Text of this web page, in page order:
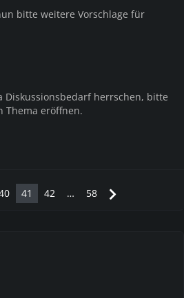
bitte weitere Vorschlage für
Diskussionsbedarf herrschen, bitte
Thema eröffnen.
41 42 … 58